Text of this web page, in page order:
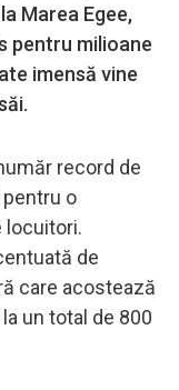
Marea Egee,
pentru milioane
imensă vine
record de
o
locuitori.
de
care acostează
un total de 800